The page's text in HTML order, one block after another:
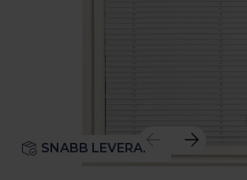
SNABB LEVERANS